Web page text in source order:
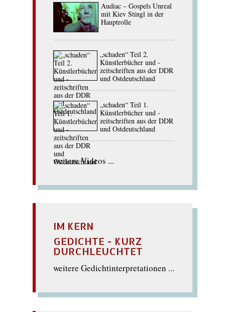
Audiac – Gospels Unreal
mit Kiev Stingl in der
Hauptrolle
„schaden“ Teil 2.
Künstlerbücher und -
zeitschriften aus der DDR
und Ostdeutschland
„schaden“ Teil 1.
Künstlerbücher und -
zeitschriften aus der DDR
und Ostdeutschland
weitere Videos ...
IM KERN
GEDICHTE - KURZ
DURCHLEUCHTET
weitere Gedichtinterpretationen ...